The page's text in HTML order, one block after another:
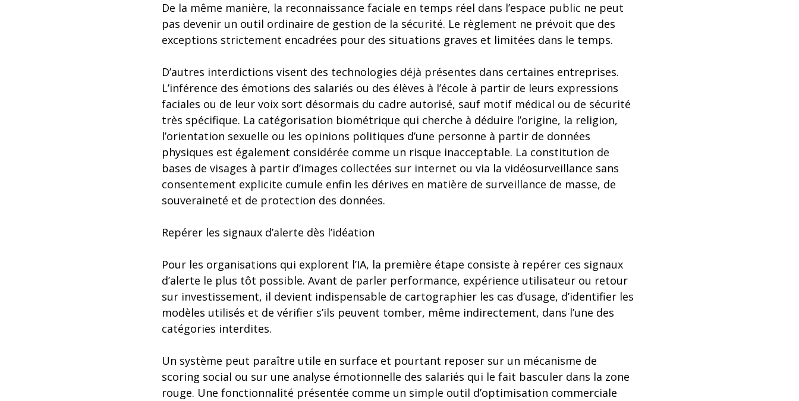
De la même manière, la reconnaissance faciale en temps réel dans l’espace public ne peut
pas devenir un outil ordinaire de gestion de la sécurité. Le règlement ne prévoit que des
exceptions strictement encadrées pour des situations graves et limitées dans le temps.
D’autres interdictions visent des technologies déjà présentes dans certaines entreprises.
L’inférence des émotions des salariés ou des élèves à l’école à partir de leurs expressions
faciales ou de leur voix sort désormais du cadre autorisé, sauf motif médical ou de sécurité
très spécifique. La catégorisation biométrique qui cherche à déduire l’origine, la religion,
l’orientation sexuelle ou les opinions politiques d’une personne à partir de données
physiques est également considérée comme un risque inacceptable. La constitution de
bases de visages à partir d’images collectées sur internet ou via la vidéosurveillance sans
consentement explicite cumule enfin les dérives en matière de surveillance de masse, de
souveraineté et de protection des données.
Repérer les signaux d’alerte dès l’idéation
Pour les organisations qui explorent l’IA, la première étape consiste à repérer ces signaux
d’alerte le plus tôt possible. Avant de parler performance, expérience utilisateur ou retour
sur investissement, il devient indispensable de cartographier les cas d’usage, d’identifier les
modèles utilisés et de vérifier s’ils peuvent tomber, même indirectement, dans l’une des
catégories interdites.
Un système peut paraître utile en surface et pourtant reposer sur un mécanisme de
scoring social ou sur une analyse émotionnelle des salariés qui le fait basculer dans la zone
rouge. Une fonctionnalité présentée comme un simple outil d’optimisation commerciale